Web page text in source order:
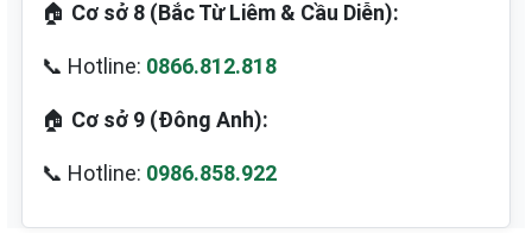
🏠 Cơ sở 8 (Bắc Từ Liêm & Cầu Diễn):
📞 Hotline: 0866.812.818
🏠 Cơ sở 9 (Đông Anh):
📞 Hotline: 0986.858.922